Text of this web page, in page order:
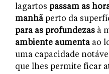
lagartos passam as
manhã perto da
para as profundezas à
ambiente aumenta ao
uma capacidade
que lhes permite ficar